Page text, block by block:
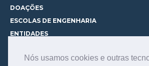
Nós usamos cookies e outras
DOAÇÕES
ESCOLAS DE ENGENHARIA
ENTIDADES
CURSOS